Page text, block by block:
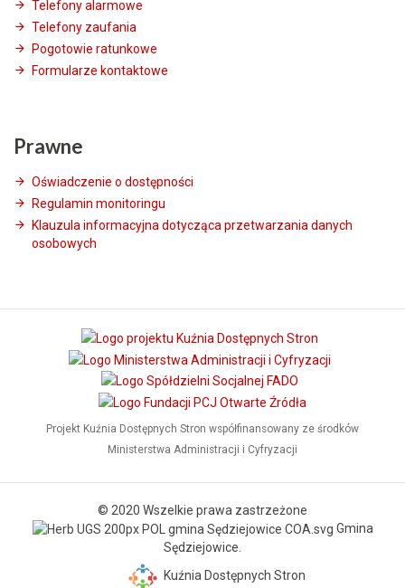
Telefony alarmowe
Telefony zaufania
Pogotowie ratunkowe
Formularze kontaktowe
Prawne
Oświadczenie o dostępności
Regulamin monitoringu
Klauzula informacyjna dotycząca przetwarzania danych
osobowych
Projekt Kuźnia Dostępnych Stron współfinansowany ze środków
Ministerstwa Administracji i Cyfryzacji
© 2020 Wszelkie prawa zastrzeżone
Gmina
Sędziejowice.
Kuźnia Dostępnych Stron